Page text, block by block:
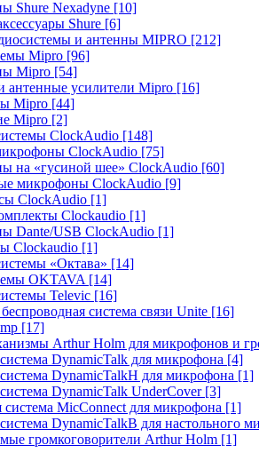
Shure Nexadyne [10]
Shure [6]
и антенны MIPRO [212]
Mipro [96]
Mipro [54]
антенные усилители Mipro [16]
Mipro [44]
Mipro [2]
ClockAudio [148]
ClockAudio [75]
на «гусиной шее» ClockAudio [60]
микрофоны ClockAudio [9]
ClockAudio [1]
Clockaudio [1]
Dante/USB ClockAudio [1]
Clockaudio [1]
«Октава» [14]
OKTAVA [14]
Televic [16]
система связи Unite [16]
[17]
Arthur Holm для микрофонов и
DynamicTalk для микрофона [4]
DynamicTalkH для микрофона [1]
DynamicTalk UnderCover [3]
система MicConnect для микрофона [1]
DynamicTalkB для настольного
громкоговорители Arthur Holm [1]